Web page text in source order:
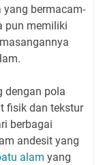
bermacam-
pun memiliki
dengan pola
fisik dan tekstur
berbagai
andesit yang
alam yang